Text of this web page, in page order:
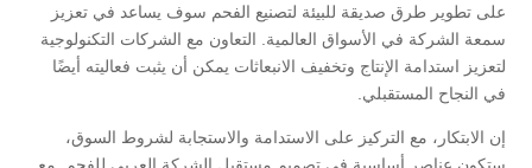
على تطوير طرق صديقة للبيئة لتصنيع الفحم سوف يساعد في تعزيز
سمعة الشركة في الأسواق العالمية. التعاون مع الشركات التكنولوجية
لتعزيز استدامة الإنتاج وتخفيف الانبعاثات يمكن أن يثبت فعاليته أيضًا
في النجاح المستقبلي.
إن الابتكار، مع التركيز على الاستدامة والاستجابة لشروط السوق،